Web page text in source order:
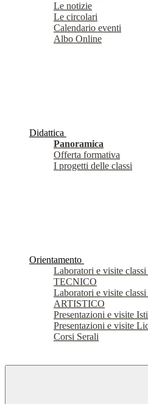
Le notizie
Le circolari
Calendario eventi
Albo Online
Didattica
Panoramica
Offerta formativa
I progetti delle classi
Orientamento
Laboratori e visite
TECNICO
Laboratori e visite
ARTISTICO
Presentazioni e visite
Presentazioni e visite
Corsi Serali